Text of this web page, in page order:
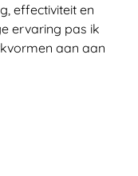
effectiviteit en
ervaring pas ik
aan aan